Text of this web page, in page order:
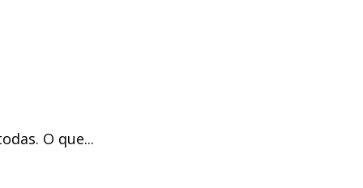
O que...